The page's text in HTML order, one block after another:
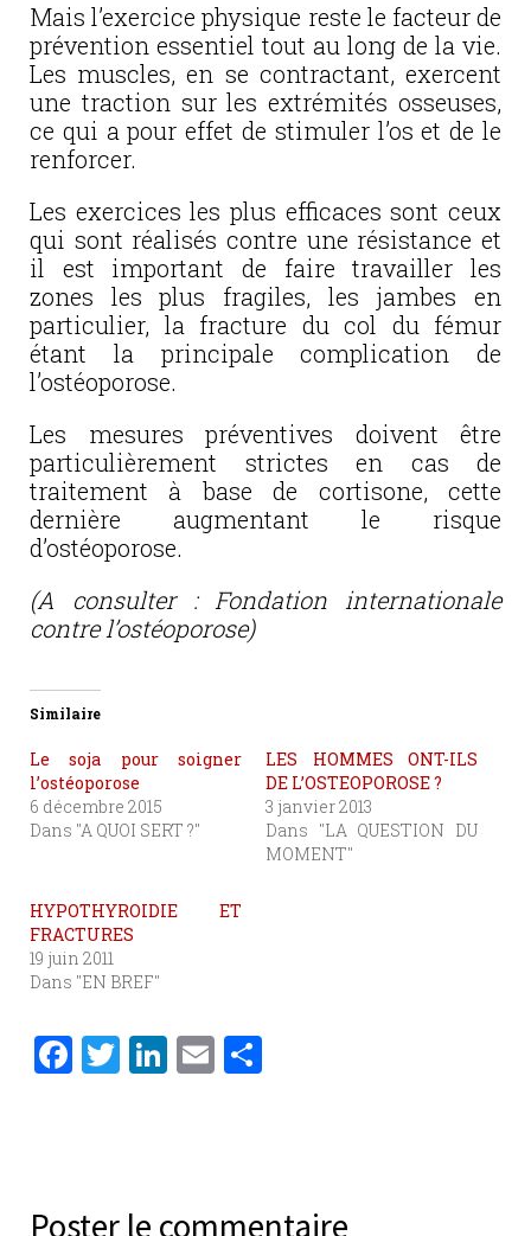
Mais l’exercice physique reste le facteur de
prévention essentiel tout au long de la vie.
Les muscles, en se contractant, exercent
une traction sur les extrémités osseuses,
ce qui a pour effet de stimuler l’os et de le
renforcer.
Les exercices les plus efficaces sont ceux
qui sont réalisés contre une résistance et
il est important de faire travailler les
zones les plus fragiles, les jambes en
particulier, la fracture du col du fémur
étant la principale complication de
l’ostéoporose.
Les mesures préventives doivent être
particulièrement strictes en cas de
traitement à base de cortisone, cette
dernière augmentant le risque
d’ostéoporose.
(A consulter : Fondation internationale
contre l’ostéoporose)
Similaire
Le soja pour soigner
l’ostéoporose
6 décembre 2015
Dans "A QUOI SERT ?"
LES HOMMES ONT-ILS
DE L’OSTEOPOROSE ?
3 janvier 2013
Dans "LA QUESTION DU
MOMENT"
HYPOTHYROIDIE ET
FRACTURES
19 juin 2011
Dans "EN BREF"
F
b
T
r
Li E
er
Poster le commentaire